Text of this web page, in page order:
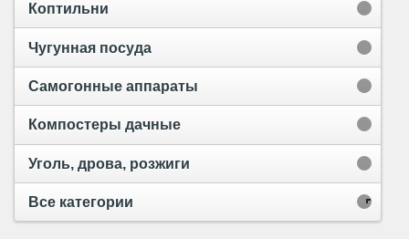
Коптильни
Чугунная посуда
Самогонные аппараты
Компостеры дачные
Уголь, дрова, розжиги
Все категории